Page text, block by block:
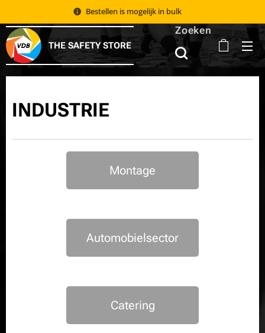
Bestellen is mogelijk in bulk 📦
THE SAFETY STORE
Zoeken
INDUSTRIE
Montage
Automobielsector
Catering